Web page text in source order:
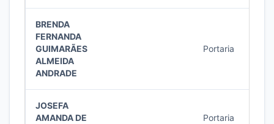
BRENDA
FERNANDA
GUIMARÃES
ALMEIDA
ANDRADE
Portaria
JOSEFA
AMANDA DE
Portaria